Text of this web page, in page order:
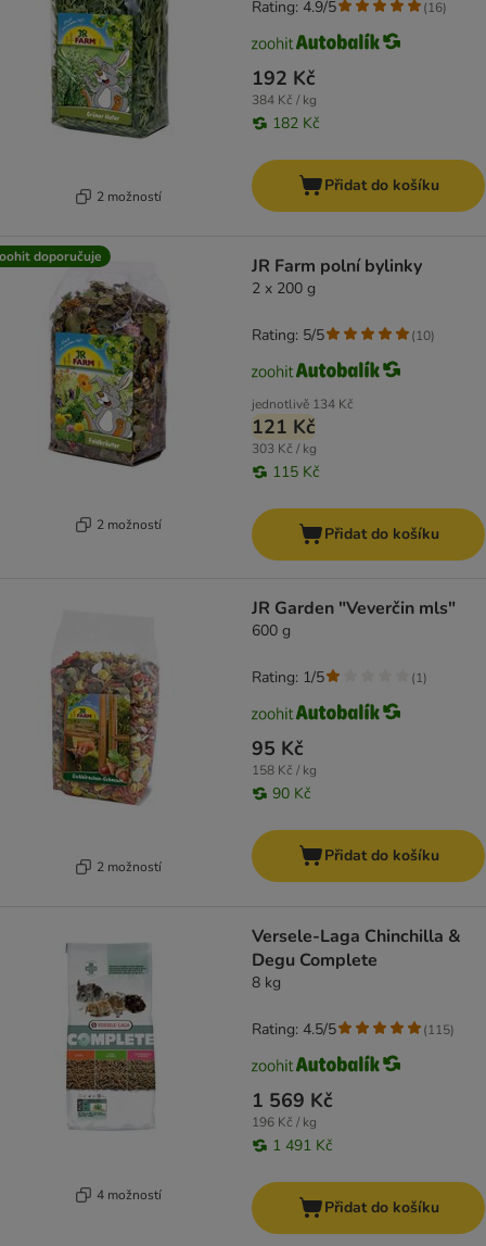
2 možností
192 Kč
384 Kč / kg
182 Kč
Rating: 4.9/5 (16)
Přidat do košíku
doporučuje
2 možností
JR Farm polní bylinky
2 x 200 g
jednotlivě 134 Kč
121 Kč
303 Kč / kg
115 Kč
Rating: 5/5 (10)
Přidat do košíku
2 možností
JR Garden "Veverčin mls"
600 g
95 Kč
158 Kč / kg
90 Kč
Rating: 1/5 (1)
Přidat do košíku
4 možností
Versele-Laga Chinchilla &
Degu Complete
8 kg
1 569 Kč
196 Kč / kg
1 491 Kč
Rating: 4.5/5 (115)
Přidat do košíku